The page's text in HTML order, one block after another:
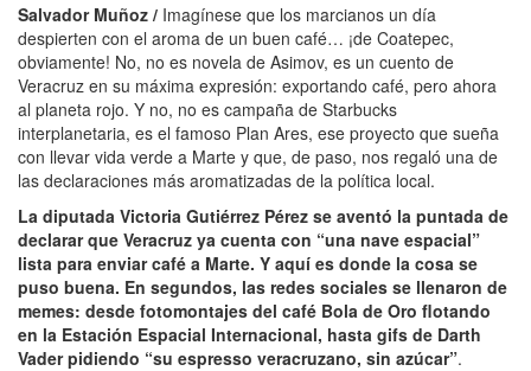
Salvador Muñoz / Imagínese que los marcianos un día
despierten con el aroma de un buen café… ¡de Coatepec,
obviamente! No, no es novela de Asimov, es un cuento de
Veracruz en su máxima expresión: exportando café, pero ahora
al planeta rojo. Y no, no es campaña de Starbucks
interplanetaria, es el famoso Plan Ares, ese proyecto que sueña
con llevar vida verde a Marte y que, de paso, nos regaló una de
las declaraciones más aromatizadas de la política local.
La diputada Victoria Gutiérrez Pérez se aventó la puntada de
declarar que Veracruz ya cuenta con “una nave espacial”
lista para enviar café a Marte. Y aquí es donde la cosa se
puso buena. En segundos, las redes sociales se llenaron de
memes: desde fotomontajes del café Bola de Oro flotando
en la Estación Espacial Internacional, hasta gifs de Darth
Vader pidiendo “su espresso veracruzano, sin azúcar”.